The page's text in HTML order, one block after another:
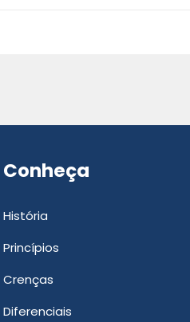
Conheça
História
Princípios
Crenças
Diferenciais